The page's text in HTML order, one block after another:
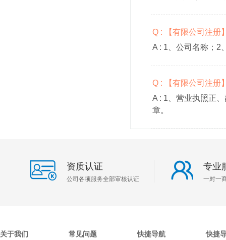
Q : 【有限公司注册
A : 1、公司名称；2
Q : 【有限公司注册
A : 1、营业执照正
章。
资质认证
公司各项服务全部审核认证
专业
一对一
关于我们 常见问题 快捷导航 快捷